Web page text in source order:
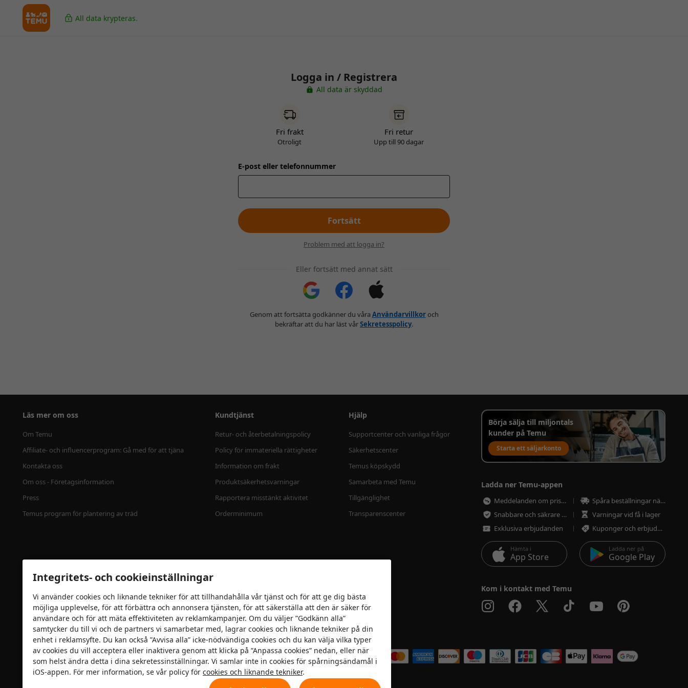
All data krypteras.
Logga in / Registrera
All data är skyddad
Fri frakt
Otroligt
Fri retur
Upp till 90 dagar
E-post eller telefonnummer
Fortsätt
Problem med att logga in?
Eller fortsätt med annat sätt
Genom att fortsätta godkänner du våra Användarvillkoroch
bekräftar att du har läst vårSekretesspolicy.
Läs mer om oss
Om Temu
Affiliate- och influencerprogram: Gå med för att tjäna
Kontakta oss
Om oss - Företagsinformation
Press
Temus program för plantering av träd
Kundtjänst
Retur- och återbetalningspolicy
Policy för immateriella rättigheter
Information om frakt
Produktsäkerhetsvarningar
Rapportera misstänkt aktivitet
Orderminimum
Hjälp
Supportcenter och vanliga frågor
Säkerhetscenter
Temus köpskydd
Samarbeta med Temu
Tillgänglighet
Transparenscenter
Börja sälja till miljontals
kunder på Temu
Starta ett säljarkonto
Ladda ner Temu-appen
Meddelanden om prissänkningar
Spåra beställningar närsomhelst
Snabbare och säkrare betalning
Varningar vid få i lager
Exklusiva erbjudanden
Kuponger och erbjudanden
Hämta i
App Store
Ladda ner på
Google Play
Kom i kontakt med Temu
Säkerhetscertifiering Vi accepterar
Integritets- och cookieinställningar
Vi använder cookies och liknande tekniker för att tillhandahålla vår tjänst och för att ge dig bästa
möjliga upplevelse, för att förbättra och annonsera tjänsten, för att säkerställa att den är säker för
användare och för att mäta effektiviteten av reklamkampanjer. Om du väljer ”Godkänn alla”
samtycker du till vi och de partners vi samarbetar med, lagrar cookies och liknande tekniker på din
enhet i reklamsyfte. Du kan också ”Avvisa alla” icke-nödvändiga cookies och du kan välja vilka typer
av cookies du vill acceptera eller inaktivera genom att klicka på ”Anpassa cookies” nedan, eller när
som helst ändra detta i dina sekretessinställningar. Vi samlar inte in cookies för spårningsändamål i
iOS-appen. För mer information, se vår policy för cookies och liknande tekniker.